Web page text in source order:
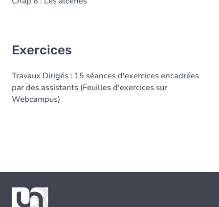
Exercices
Travaux Dirigés : 15 séances d'exercices encadrées
par des assistants (Feuilles d'exercices sur
Webcampus)